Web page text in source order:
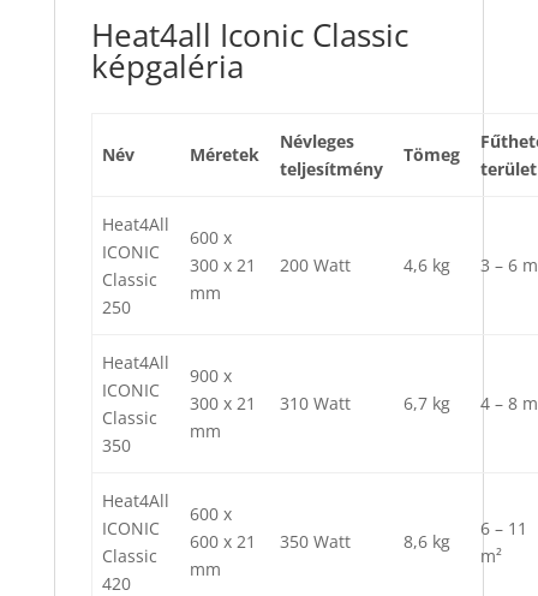
Heat4all Iconic Classic
képgaléria
Név Méretek
Névleges
teljesítmény
Tömeg
terület
Heat4All
ICONIC
Classic
250
600 x
300 x 21
mm
200 Watt 4,6 kg 3 – 6
Heat4All
ICONIC
Classic
350
900 x
300 x 21
mm
310 Watt 6,7 kg 4 – 8
Heat4All
ICONIC
Classic
420
600 x
600 x 21
mm
350 Watt 8,6 kg
6 – 11
m²